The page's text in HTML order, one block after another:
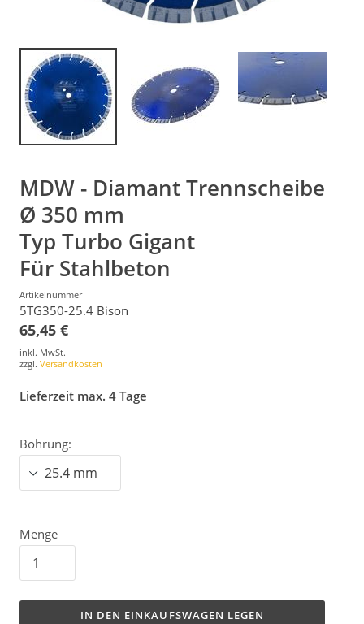
MDW - Diamant Trennscheibe
Ø 350 mm
Typ Turbo Gigant
Für Stahlbeton
Artikelnummer
5TG350-25.4 Bison
65,45 €
inkl. MwSt.
zzgl. Versandkosten
Lieferzeit max. 4 Tage
Bohrung:
Menge
IN DEN EINKAUFSWAGEN LEGEN